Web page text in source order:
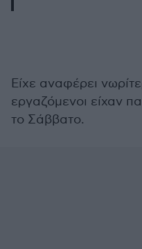
Είχε αναφέρει
εργαζόμενοι είχαν
το Σάββατο.